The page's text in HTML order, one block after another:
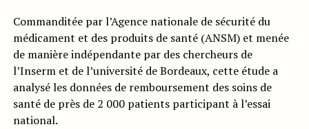
Commanditée par l’Agence nationale de sécurité du
médicament et des produits de santé (ANSM) et menée
de manière indépendante par des chercheurs de
l’Inserm et de l’université de Bordeaux, cette étude a
analysé les données de remboursement des soins de
santé de près de 2 000 patients participant à l’essai
national.